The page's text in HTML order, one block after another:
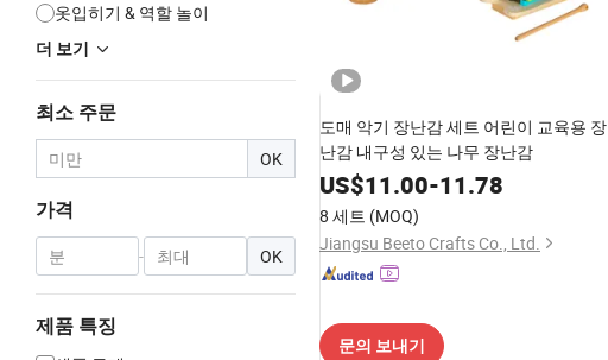
옷입히기 & 역할 놀이
더 보기
최소 주문
OK
가격
- OK
제품 특징
도매 악기 장난감 세트 어린이 교육용 장
난감 내구성 있는 나무 장난감
US$11.00-11.78
8 세트 (MOQ)
Jiangsu Beeto Crafts Co., Ltd.
문의 보내기